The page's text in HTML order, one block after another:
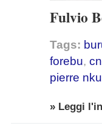
Fulvio
Tags:
forebu,
pierre
» Leggi